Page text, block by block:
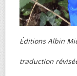
Éditions Albin
traduction